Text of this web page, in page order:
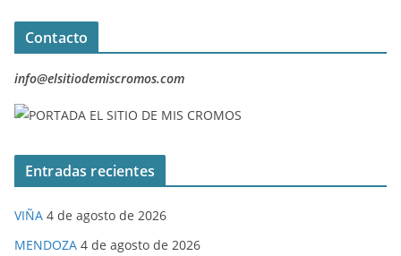
Contacto
info@elsitiodemiscromos.com
Entradas recientes
VIÑA 4 de agosto de 2026
MENDOZA 4 de agosto de 2026